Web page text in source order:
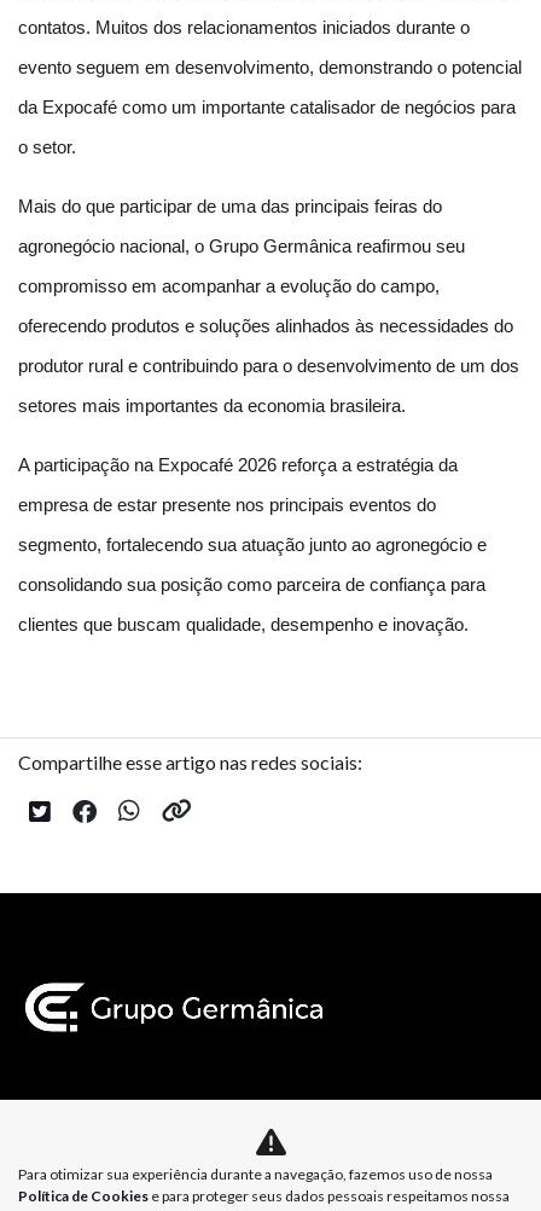
contatos. Muitos dos relacionamentos iniciados durante o
evento seguem em desenvolvimento, demonstrando o potencial
da Expocafé como um importante catalisador de negócios para
o setor.
Mais do que participar de uma das principais feiras do
agronegócio nacional, o Grupo Germânica reafirmou seu
compromisso em acompanhar a evolução do campo,
oferecendo produtos e soluções alinhados às necessidades do
produtor rural e contribuindo para o desenvolvimento de um dos
setores mais importantes da economia brasileira.
A participação na Expocafé 2026 reforça a estratégia da
empresa de estar presente nos principais eventos do
segmento, fortalecendo sua atuação junto ao agronegócio e
consolidando sua posição como parceira de confiança para
clientes que buscam qualidade, desempenho e inovação.
Compartilhe esse artigo nas redes sociais:
Política de Privacidade Política de Cookies
Para otimizar sua experiência durante a navegação, fazemos uso de nossa
Política de Cookies e para proteger seus dados pessoais respeitamos nossa